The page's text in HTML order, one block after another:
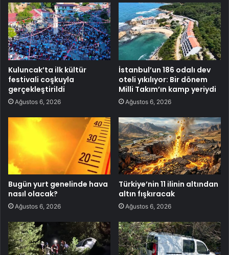
Kuluncak’ta ilk kültür
festivali coşkuyla
gerçekleştirildi
Ağustos 6, 2026
İstanbul’un 186 odalı dev
oteli yıkılıyor: Bir dönem
Milli Takım’ın kamp yeriydi
Ağustos 6, 2026
Bugün yurt genelinde hava
nasıl olacak?
Ağustos 6, 2026
Türkiye’nin 11 ilinin altından
altın fışkıracak
Ağustos 6, 2026